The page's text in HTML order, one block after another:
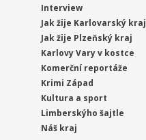
Interview
Jak žije Karlovarský kraj
Jak žije Plzeňský kraj
Karlovy Vary v kostce
Komerční reportáže
Krimi Západ
Kultura a sport
Limberskýho šajtle
Náš kraj